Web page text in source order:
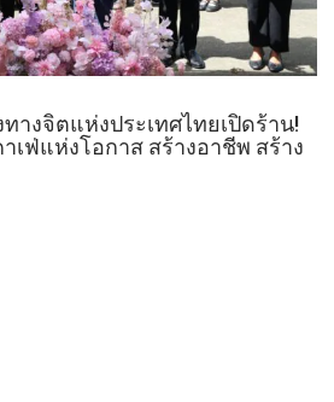
างจิตแห่งประเทศไทยเปิดร้าน!
เฟ่แห่งโอกาส สร้างอาชีพ สร้าง